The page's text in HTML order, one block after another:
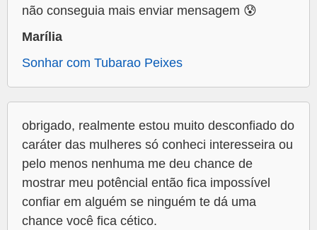
não conseguia mais enviar mensagem 😰
Marília
Sonhar com Tubarao Peixes
obrigado, realmente estou muito desconfiado do
caráter das mulheres só conheci interesseira ou
pelo menos nenhuma me deu chance de
mostrar meu potêncial então fica impossível
confiar em alguém se ninguém te dá uma
chance você fica cético.